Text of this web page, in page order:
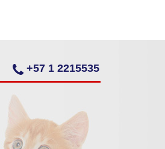
+57 1 2215535